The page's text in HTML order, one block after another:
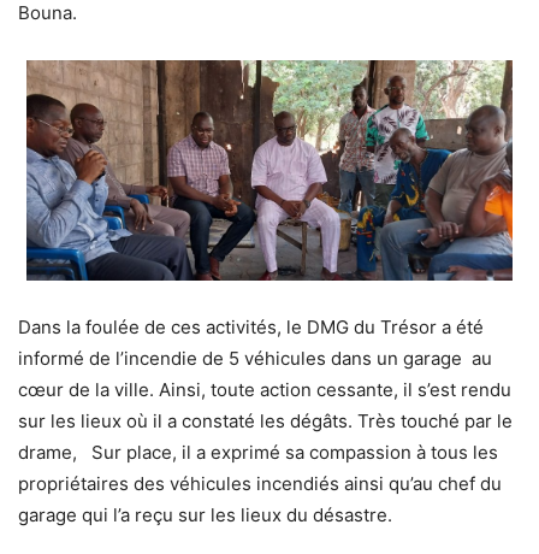
Bouna.
Dans la foulée de ces activités, le DMG du Trésor a été
informé de l’incendie de 5 véhicules dans un garage au
cœur de la ville. Ainsi, toute action cessante, il s’est rendu
sur les lieux où il a constaté les dégâts. Très touché par le
drame, Sur place, il a exprimé sa compassion à tous les
propriétaires des véhicules incendiés ainsi qu’au chef du
garage qui l’a reçu sur les lieux du désastre.